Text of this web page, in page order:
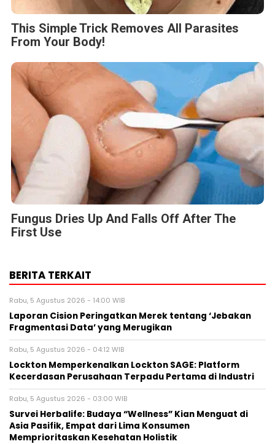
This Simple Trick Removes All Parasites
From Your Body!
Fungus Dries Up And Falls Off After The
First Use
BERITA TERKAIT
Rabu, 5 Agustus 2026 - 14:00 WIB
Laporan Cision Peringatkan Merek tentang ‘Jebakan
Fragmentasi Data’ yang Merugikan
Rabu, 5 Agustus 2026 - 04:12 WIB
Lockton Memperkenalkan Lockton SAGE: Platform
Kecerdasan Perusahaan Terpadu Pertama di Industri
Rabu, 5 Agustus 2026 - 03:00 WIB
Survei Herbalife: Budaya “Wellness” Kian Menguat di
Asia Pasifik, Empat dari Lima Konsumen
Memprioritaskan Kesehatan Holistik